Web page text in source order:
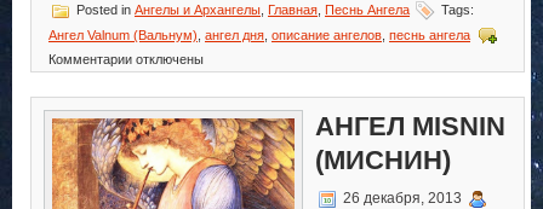
Posted in Ангелы и Архангелы Главная Песнь Ангела
Tags:
Ангел Valnum (Вальнум) ангел дня описание ангелов песнь ангела
Комментариик
записи
Ангел
Valnum
(Вальнум)
отключены
АНГЕЛ MISNIN
(МИСНИН)
26 декабря, 2013